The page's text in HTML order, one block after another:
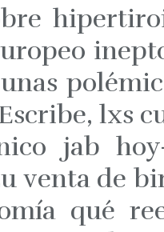
lxs
jab
venta de
qué